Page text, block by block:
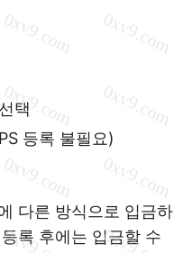
택
등록 불필요)
다른 방식으로 입금하
록 후에는 입금할 수